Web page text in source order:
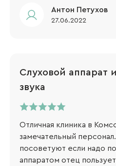
​Антон Петухов
27.06.2022
Слуховой аппарат
звука
Отличная клиника в
замечательный
посоветуют если надо
аппаратом отец